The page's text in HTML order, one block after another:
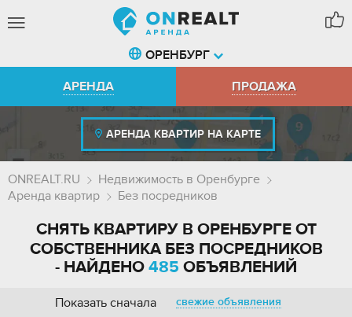
ОРЕНБУРГ
АРЕНДА
ПРОДАЖА
АРЕНДА КВАРТИР НА КАРТЕ
ONREALT.RU
Недвижимость в Оренбурге
Аренда квартир
Без посредников
СНЯТЬ КВАРТИРУ В ОРЕНБУРГЕ ОТ
СОБСТВЕННИКА БЕЗ ПОСРЕДНИКОВ
- НАЙДЕНО 485 ОБЪЯВЛЕНИЙ
Показать сначала свежие объявления